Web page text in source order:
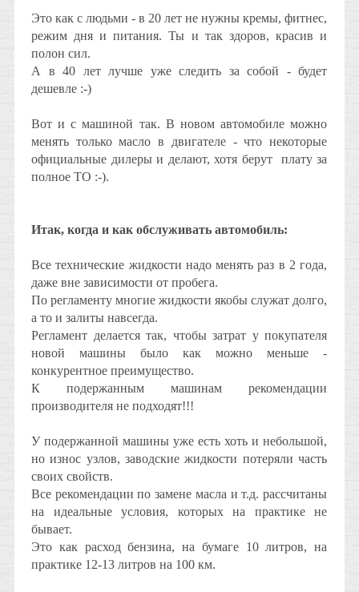
Это как с людьми - в 20 лет не нужны кремы, фитнес,
режим дня и питания. Ты и так здоров, красив и
полон сил.
А в 40 лет лучше уже следить за собой - будет
дешевле :-)
Вот и с машиной так. В новом автомобиле можно
менять только масло в двигателе - что некоторые
официальные дилеры и делают, хотя берут плату за
полное ТО :-).
Итак, когда и как обслуживать автомобиль:
Все технические жидкости надо менять раз в 2 года,
даже вне зависимости от пробега.
По регламенту многие жидкости якобы служат долго,
а то и залиты навсегда.
Регламент делается так, чтобы затрат у покупателя
новой машины было как можно меньше -
конкурентное преимущество.
К подержанным машинам рекомендации
производителя не подходят!!!
У подержанной машины уже есть хоть и небольшой,
но износ узлов, заводские жидкости потеряли часть
своих свойств.
Все рекомендации по замене масла и т.д. рассчитаны
на идеальные условия, которых на практике не
бывает.
Это как расход бензина, на бумаге 10 литров, на
практике 12-13 литров на 100 км.